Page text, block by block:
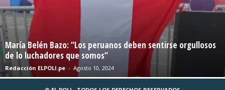
María Belén Bazo: “Los peruanos deben sentirse orgullosos
de lo luchadores que somos”
Redacción ELPOLI.pe - Agosto 10, 2024